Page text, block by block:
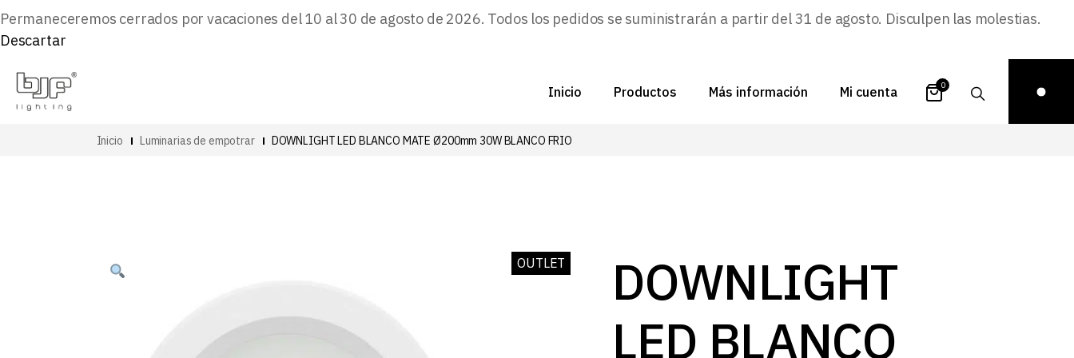
Permaneceremos cerrados por vacaciones del 10 al 30 de agosto de 2026. Todos los pedidos se suministrarán a partir del 31 de agosto. Disculpen las molestias.
Descartar
Inicio Productos Más información
FAQs
Proyectos
Zona de inspiración
Mi cuenta
contraseña
0
Inicio Luminarias de empotrar DOWNLIGHT LED BLANCO MATE Ø200mm 30W BLANCO FRIO
OUTLET
DOWNLIGHT
LED BLANCO